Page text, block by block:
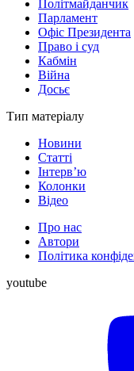
Політмайданчик
Парламент
Офіс Президента
Право і суд
Кабмін
Війна
Досьє
Тип матеріалу
Новини
Статті
Інтерв’ю
Колонки
Відео
Про нас
Автори
Політика
youtube